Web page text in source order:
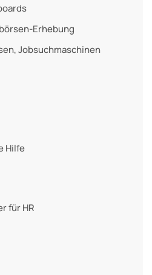
Erhebung
Jobsuchmaschinen
Hilfe
für HR